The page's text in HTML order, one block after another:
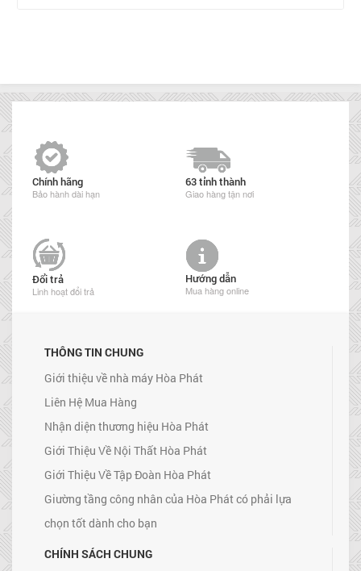
Chính hãng
Bảo hành dài hạn
63 tỉnh thành
Giao hàng tận nơi
Đổi trả
Linh hoạt đổi trả
Hướng dẫn
Mua hàng online
THÔNG TIN CHUNG
Giới thiệu về nhà máy Hòa Phát
Liên Hệ Mua Hàng
Nhận diện thương hiệu Hòa Phát
Giới Thiệu Về Nội Thất Hòa Phát
Giới Thiệu Về Tập Đoàn Hòa Phát
Giường tầng công nhân của Hòa Phát có phải lựa
chọn tốt dành cho bạn
CHÍNH SÁCH CHUNG